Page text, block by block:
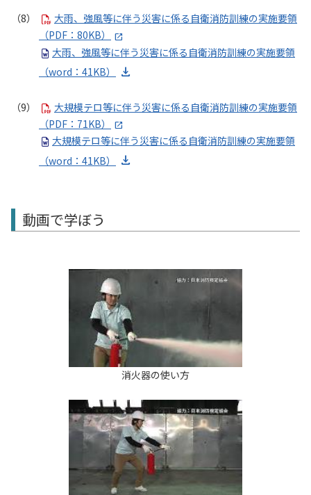
大雨、強風等に伴う災害に係る自衛消防訓練の実施要領
（PDF：80KB）
大雨、強風等に伴う災害に係る自衛消防訓練の実施要領
（word：41KB）
大規模テロ等に伴う災害に係る自衛消防訓練の実施要領
（PDF：71KB）
大規模テロ等に伴う災害に係る自衛消防訓練の実施要領
（word：41KB）
動画で学ぼう
消火器の使い方